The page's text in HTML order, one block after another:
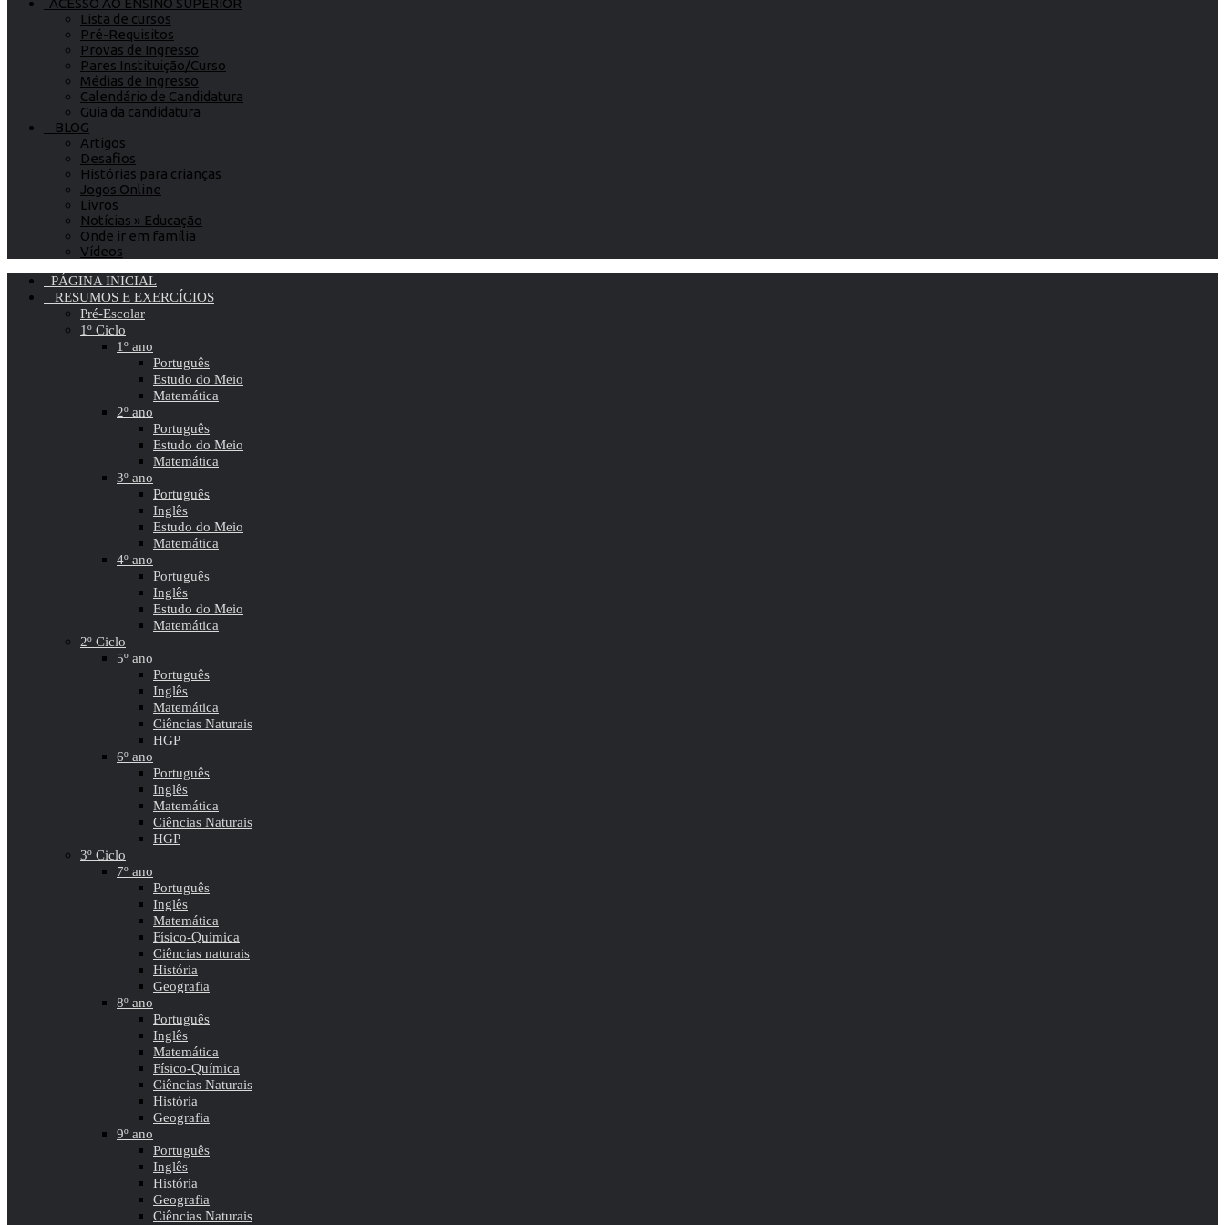
ACESSO AO ENSINO SUPERIOR
Lista de cursos
Pré-Requisitos
Provas de Ingresso
Pares Instituição/Curso
Médias de Ingresso
Calendário de Candidatura
Guia da candidatura
BLOG
Artigos
Desafios
Histórias para crianças
Jogos Online
Livros
Notícias » Educação
Onde ir em família
Vídeos
PÁGINA INICIAL
RESUMOS E EXERCÍCIOS
Pré-Escolar
1º Ciclo
1º ano
Português
Estudo do Meio
Matemática
2º ano
Português
Estudo do Meio
Matemática
3º ano
Português
Inglês
Estudo do Meio
Matemática
4º ano
Português
Inglês
Estudo do Meio
Matemática
2º Ciclo
5º ano
Português
Inglês
Matemática
Ciências Naturais
HGP
6º ano
Português
Inglês
Matemática
Ciências Naturais
HGP
3º Ciclo
7º ano
Português
Inglês
Matemática
Físico-Química
Ciências naturais
História
Geografia
8º ano
Português
Inglês
Matemática
Físico-Química
Ciências Naturais
História
Geografia
9º ano
Português
Inglês
História
Geografia
Ciências Naturais